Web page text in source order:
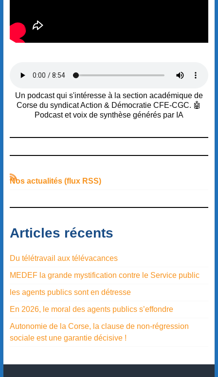
Un podcast qui s'intéresse à la section académique de
Corse du syndicat Action & Démocratie CFE-CGC. 🤖
Podcast et voix de synthèse générés par IA
Nos actualités (flux RSS)
Articles récents
Du télétravail aux télévacances
MEDEF la grande mystification contre le Service public
les agents publics sont en détresse
En 2026, le moral des agents publics s’effondre
Autonomie de la Corse, la clause de non-régression
sociale est une garantie décisive !